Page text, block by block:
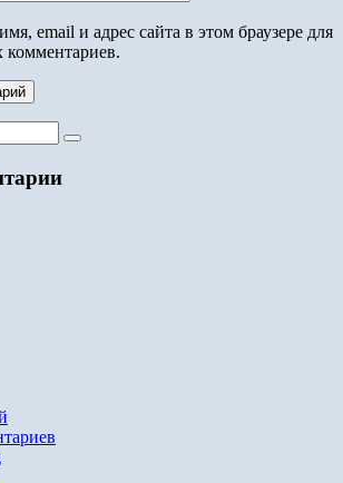
email и адрес сайта в этом браузере для